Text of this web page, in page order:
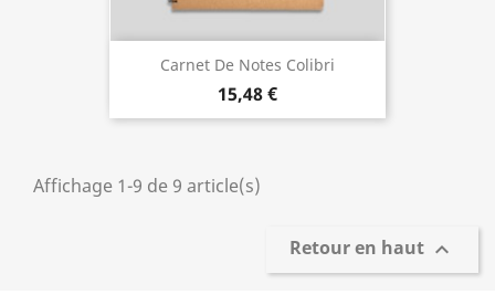
Carnet De Notes Colibri
15,48 €
Affichage 1-9 de 9 article(s)
Retour en haut 